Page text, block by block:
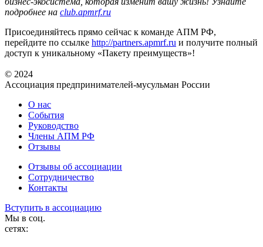
подробнее на club.apmrf.ru
Присоединяйтесь прямо сейчас к команде АПМ РФ,
перейдите по ссылке http://partners.apmrf.ru и получите полный
доступ к уникальному «Пакету преимуществ»!
© 2024
Ассоциация предпринимателей-мусульман России
О нас
События
Руководство
Члены АПМ РФ
Отзывы
Отзывы об ассоциации
Сотрудничество
Контакты
Вступить в ассоциацию
Мы в соц.
сетях: